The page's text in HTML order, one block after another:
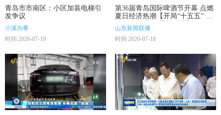
青岛市市南区：小区加装电梯引
发争议
小溪办事
时间 2026-07-19
第36届青岛国际啤酒节开幕 点燃
夏日经济热潮【开局“十五五” 奋
斗正当时·新场景新消费】
山东新闻联播
时间 2026-07-18